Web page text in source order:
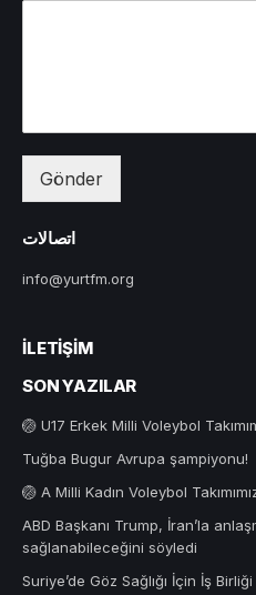
Gönder
اتصالات
info@yurtfm.org
İLETIŞIM
SON YAZILAR
🏐 U17 Erkek Milli Voleybol
Tuğba Bugur Avrupa şampiyonu!
🏐 A Milli Kadın Voleybol
ABD Başkanı Trump, İran’la
sağlanabileceğini söyledi
Suriye’de Göz Sağlığı İçin İş Birliği